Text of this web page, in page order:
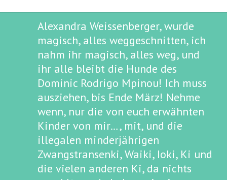
Alexandra Weissenberger, wurde
magisch, alles weggeschnitten, ich
nahm ihr magisch, alles weg, und
ihr alle bleibt die Hunde des
Dominic Rodrigo Mpinou! Ich muss
ausziehen, bis Ende März! Nehme
wenn, nur die von euch erwähnten
Kinder von mir…, mit, und die
illegalen minderjährigen
Zwangstransenki, Waiki, Ioki, Ki und
die vielen anderen Ki, da nichts